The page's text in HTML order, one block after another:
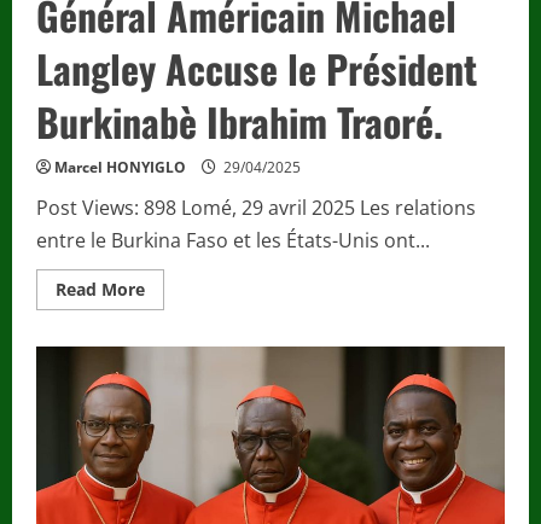
Général Américain Michael
Langley Accuse le Président
Burkinabè Ibrahim Traoré.
Marcel HONYIGLO 29/04/2025
Post Views: 898 Lomé, 29 avril 2025 Les relations
entre le Burkina Faso et les États-Unis ont...
Read MoreRead
more
Diplomatiques
:
Le
Général
Américain
Michael
Langley
Accuse